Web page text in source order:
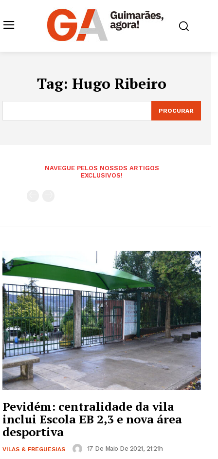
Tag: Hugo Ribeiro
PROCURAR
NAVEGUE PELOS NOSSOS ARTIGOS
EXCLUSIVOS!
Pevidém: centralidade da vila
inclui Escola EB 2,3 e nova área
desportiva
VILAS & FREGUESIAS 17 De Maio De 2021, 21:21h